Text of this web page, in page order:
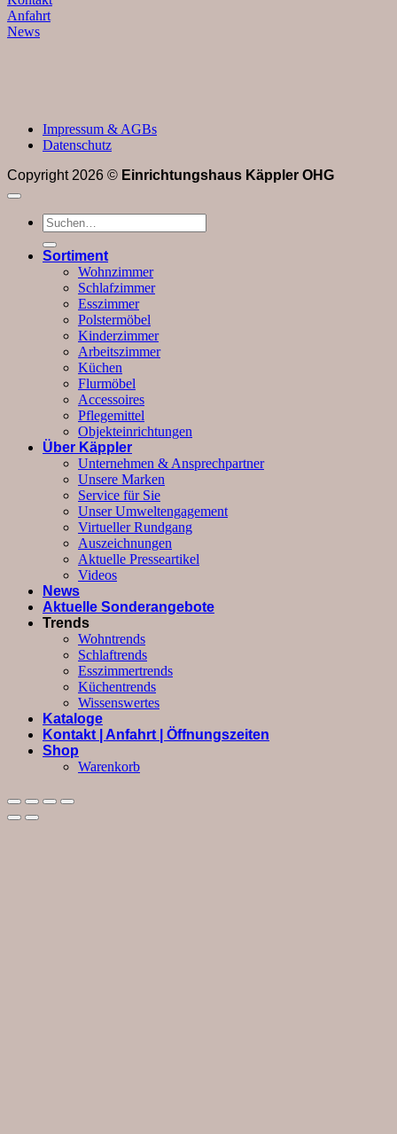
Anfahrt
News
Impressum & AGBs
Datenschutz
Copyright 2026 © Einrichtungshaus Käppler OHG
Suchen
nach:
Sortiment
Wohnzimmer
Schlafzimmer
Esszimmer
Polstermöbel
Kinderzimmer
Arbeitszimmer
Küchen
Flurmöbel
Accessoires
Pflegemittel
Objekteinrichtungen
Über Käppler
Unternehmen & Ansprechpartner
Unsere Marken
Service für Sie
Unser Umweltengagement
Virtueller Rundgang
Auszeichnungen
Aktuelle Presseartikel
Videos
News
Aktuelle Sonderangebote
Trends
Wohntrends
Schlaftrends
Esszimmertrends
Küchentrends
Wissenswertes
Kataloge
Kontakt | Anfahrt | Öffnungszeiten
Shop
Warenkorb